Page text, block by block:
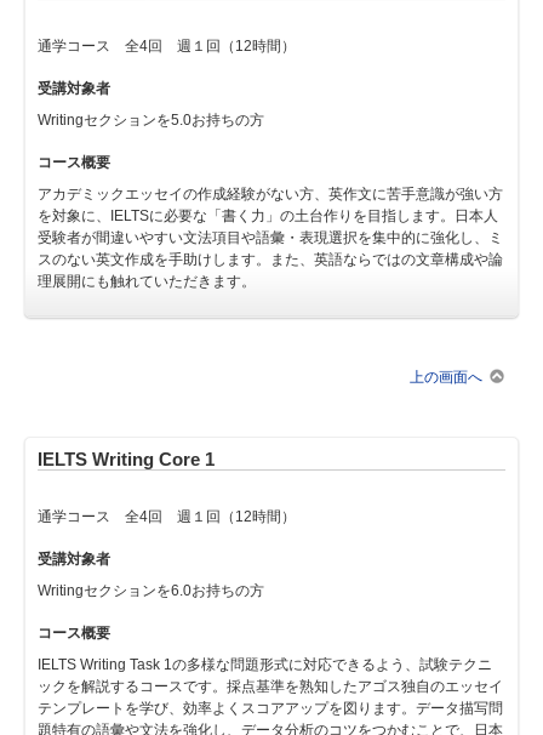
通学コース 全4回 週１回（12時間）
受講対象者
Writingセクションを5.0お持ちの方
コース概要
アカデミックエッセイの作成経験がない方、英作文に苦手意識が強い方
を対象に、IELTSに必要な「書く力」の土台作りを目指します。日本人
受験者が間違いやすい文法項目や語彙・表現選択を集中的に強化し、ミ
スのない英文作成を手助けします。また、英語ならではの文章構成や論
理展開にも触れていただきます。
上の画面へ
IELTS Writing Core 1
通学コース 全4回 週１回（12時間）
受講対象者
Writingセクションを6.0お持ちの方
コース概要
IELTS Writing Task 1の多様な問題形式に対応できるよう、試験テクニ
ックを解説するコースです。採点基準を熟知したアゴス独自のエッセイ
テンプレートを学び、効率よくスコアアップを図ります。データ描写問
題特有の語彙や文法を強化し、データ分析のコツをつかむことで、日本